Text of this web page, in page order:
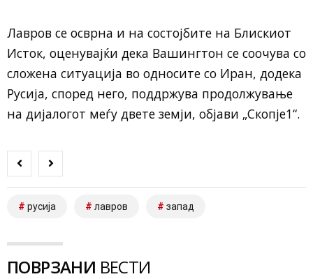
Лавров се осврна и на состојбите на Блискиот
Исток, оценувајќи дека Вашингтон се соочува со
сложена ситуација во односите со Иран, додека
Русија, според него, поддржува продолжување
на дијалогот меѓу двете земји, објави „Скопје1“.
русија лавров запад
ПОВРЗАНИ ВЕСТИ